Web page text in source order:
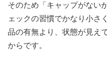
そのため「キャップがない
ェックの習慣でかなり小さ
品の有無より、状態が見え
からです。